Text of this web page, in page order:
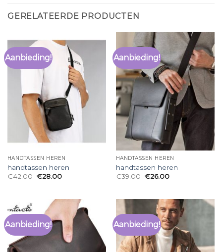
GERELATEERDE PRODUCTEN
Aanbieding!
HANDTASSEN HEREN
handtassen heren
€42.00 €28.00
Aanbieding!
HANDTASSEN HEREN
handtassen heren
€39.00 €26.00
Aanbieding! Aanbieding!